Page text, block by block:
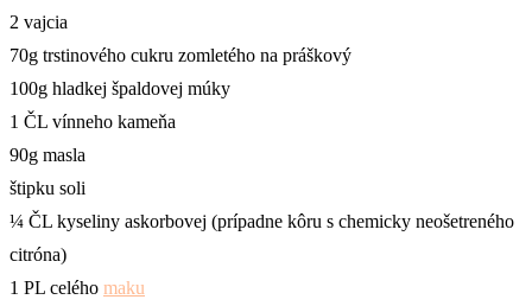
2 vajcia
70g trstinového cukru zomletého na práškový
100g hladkej špaldovej múky
1 ČL vínneho kameňa
90g masla
štipku soli
¼ ČL kyseliny askorbovej (prípadne kôru s chemicky neošetreného
citróna)
1 PL celého maku